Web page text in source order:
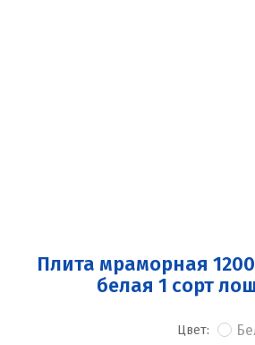
Плита мраморная
белая 1 сорт
Цвет: